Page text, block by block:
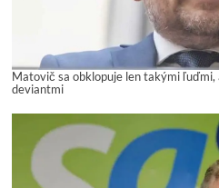
Matovič sa obklopuje len takými ľuďmi,
deviantmi